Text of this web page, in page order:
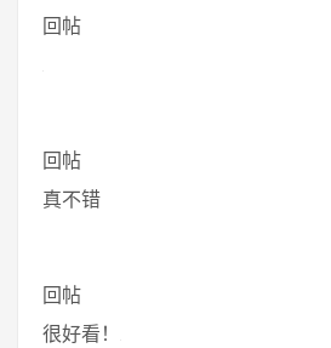
回帖
回帖
真不错
回帖
很好看！